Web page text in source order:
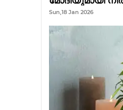
Sun,18 Jan 2026